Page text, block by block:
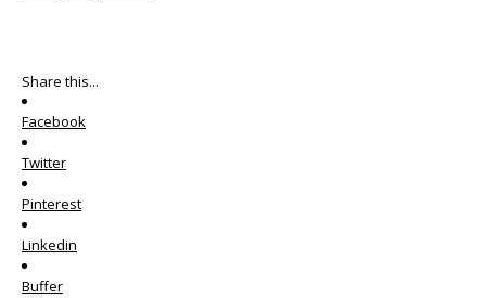
Share this...
Facebook
Twitter
Pinterest
Linkedin
Buffer